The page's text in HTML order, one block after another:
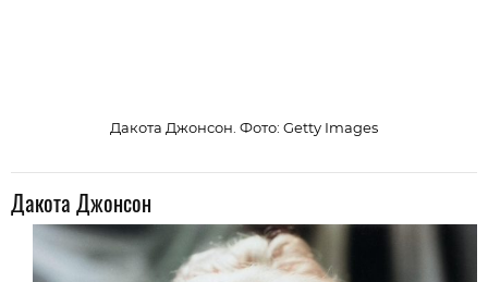
Дакота Джонсон. Фото: Getty Images
Дакота Джонсон